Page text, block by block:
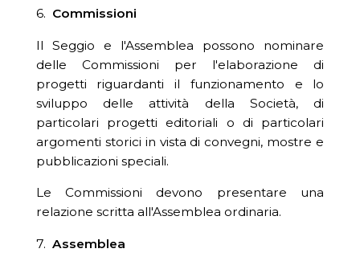
6. Commissioni
Il Seggio e l'Assemblea possono nominare
delle Commissioni per l'elaborazione di
progetti riguardanti il funzionamento e lo
sviluppo delle attività della Società, di
particolari progetti editoriali o di particolari
argomenti storici in vista di convegni, mostre e
pubblicazioni speciali.
Le Commissioni devono presentare una
relazione scritta all'Assemblea ordinaria.
7. Assemblea